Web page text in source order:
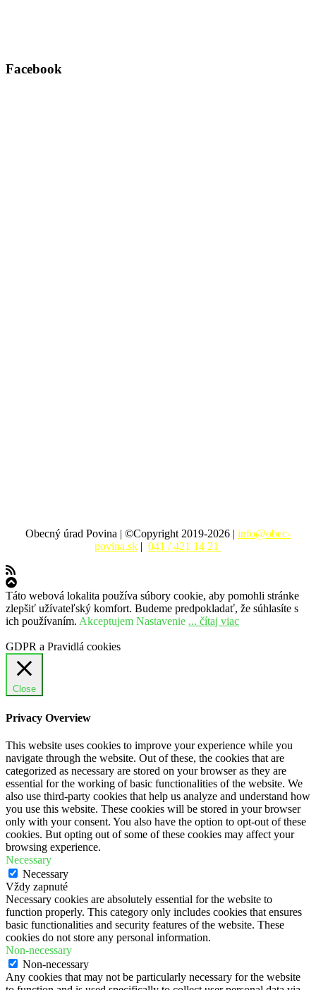
Facebook
Obecný úrad Povina | ©Copyright 2019-2026 | info@obec-
povina.sk | 041 / 421 14 21
Táto webová lokalita používa súbory cookie, aby pomohli stránke
zlepšiť užívateľský komfort. Budeme predpokladať, že súhlasíte s
ich používaním. Akceptujem Nastavenie ... čítaj viac
GDPR a Pravidlá cookies
Close
Privacy Overview
This website uses cookies to improve your experience while you
navigate through the website. Out of these, the cookies that are
categorized as necessary are stored on your browser as they are
essential for the working of basic functionalities of the website. We
also use third-party cookies that help us analyze and understand how
you use this website. These cookies will be stored in your browser
only with your consent. You also have the option to opt-out of these
cookies. But opting out of some of these cookies may affect your
browsing experience.
Necessary
Necessary
Vždy zapnuté
Necessary cookies are absolutely essential for the website to
function properly. This category only includes cookies that ensures
basic functionalities and security features of the website. These
cookies do not store any personal information.
Non-necessary
Non-necessary
Any cookies that may not be particularly necessary for the website